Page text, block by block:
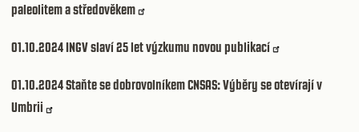
paleolitem a středověkem
01.10.2024INGV slaví 25 let výzkumu novou publikací
01.10.2024Staňte se dobrovolníkem CNSAS: Výběry se otevírají v
Umbrii